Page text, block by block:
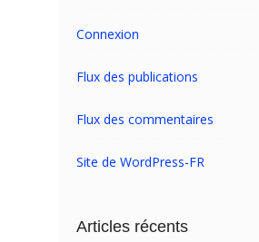
Connexion
Flux des publications
Flux des commentaires
Site de WordPress-FR
Articles récents